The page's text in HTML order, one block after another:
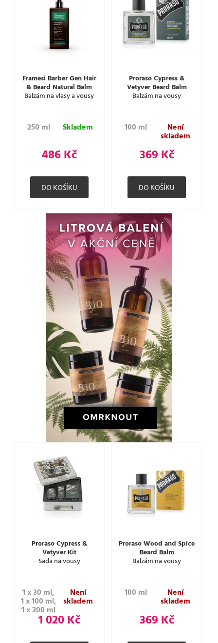
Framesi Barber Gen Hair
& Beard Natural Balm
Balzám na vlasy a vousy
250 ml Skladem
486 Kč
Proraso Cypress &
Vetyver Beard Balm
Balzám na vousy
100 ml Není
skladem
369 Kč
Proraso Cypress &
Vetyver Kit
Sada na vousy
1 x 30 ml,
1 x 100 ml,
1 x 200 ml
Není
skladem
1 020 Kč
Proraso Wood and Spice
Beard Balm
Balzám na vousy
100 ml Není
skladem
369 Kč